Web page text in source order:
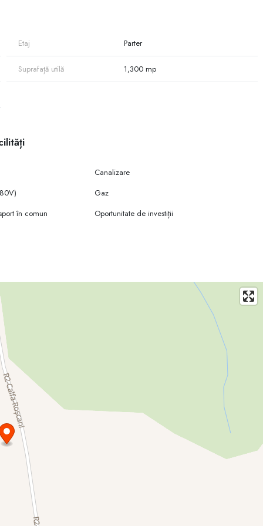
fiind specializată în procesarea și uscarea fructelor, în special
și costuri reduse de întreținere. Acoperișurile au fost
Etaj Parter
Suprafață utilă 1,300 mp
Canalizare
Gaz
în comun
Oportunitate de investiții